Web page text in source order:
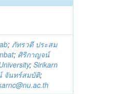
; ภัทรวดี ประสม
; ศิริกาญจน์
;Sirikarn
จันทร์สมบัติ;